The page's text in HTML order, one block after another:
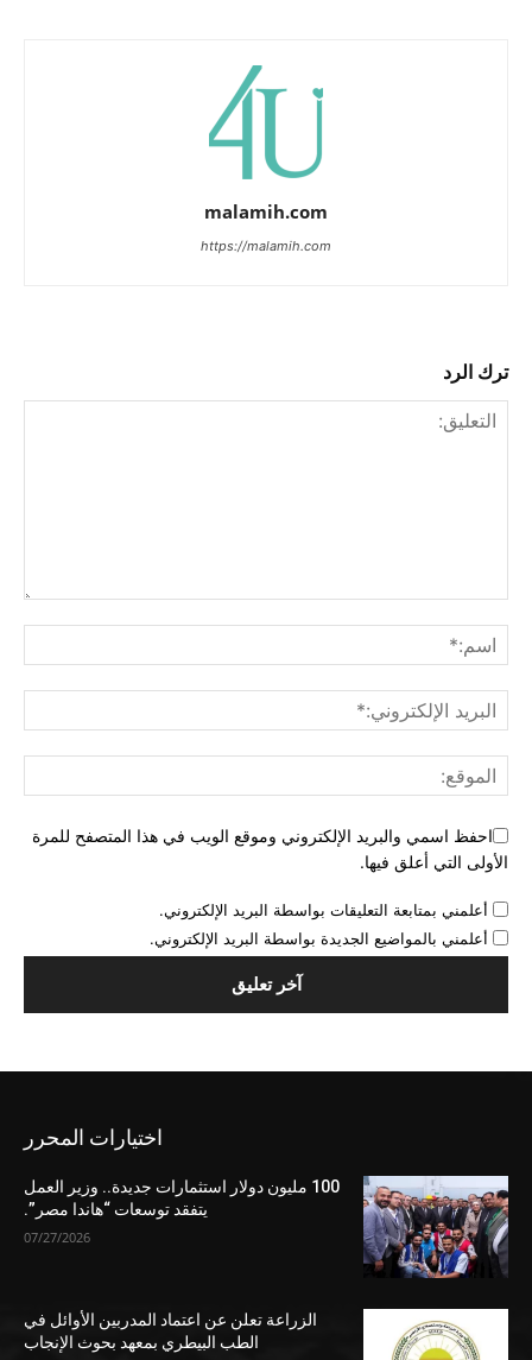
malamih.com
https://malamih.com
ترك الرد
احفظ اسمي والبريد الإلكتروني وموقع الويب في هذا المتصفح للمرة
الأولى التي أعلق فيها.
أعلمني بمتابعة التعليقات بواسطة البريد الإلكتروني.
أعلمني بالمواضيع الجديدة بواسطة البريد الإلكتروني.
اختيارات المحرر
100 مليون دولار استثمارات جديدة.. وزير العمل
يتفقد توسعات “هاندا مصر”.
07/27/2026
الزراعة تعلن عن اعتماد المدربين الأوائل في
الطب البيطري بمعهد بحوث الإنجاب